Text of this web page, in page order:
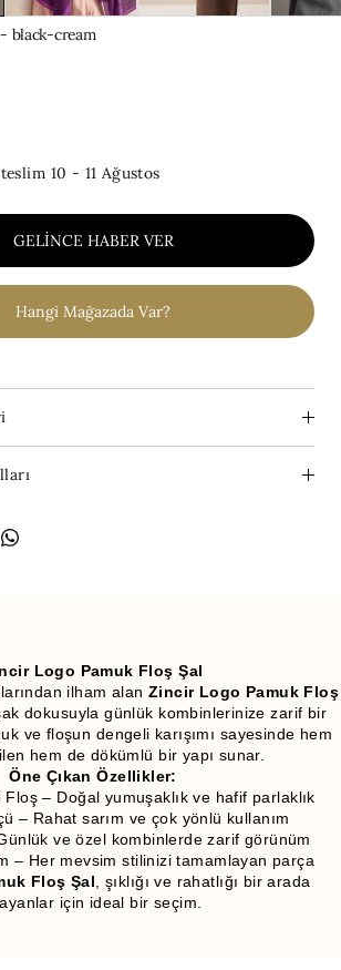
black-cream
10 - 11 Ağustos
GELINCE HABER VER
Hangi Mağazada Var?
Logo Pamuk Floş Şal
ilham alanZincir Logo Pamuk Floş
dokusuyla günlük kombinlerinize zarif bir
ve floşun dengeli karışımı sayesinde hem
hem de dökümlü bir yapı sunar.
Öne Çıkan Özellikler:
– Doğal yumuşaklık ve hafif parlaklık
– Rahat sarım ve çok yönlü kullanım
ve özel kombinlerde zarif görünüm
– Her mevsim stilinizi tamamlayan parça
Floş Şal
, şıklığı ve rahatlığı bir arada
için ideal bir seçim.